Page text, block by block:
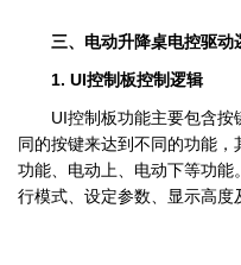
三、电动升降桌电控驱动
1. UI控制板控制逻辑
UI控制板功能主要包含
同的按键来达到不同的功能
功能、电动上、电动下等功
行模式、设定参数、显示高度